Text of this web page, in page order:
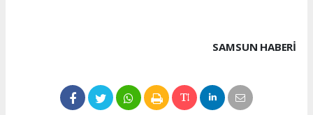
SAMSUN HABERİ